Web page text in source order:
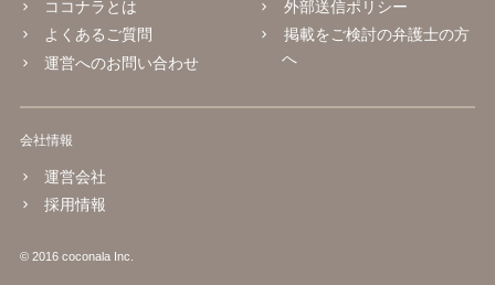
ココナラとは
よくあるご質問
運営へのお問い合わせ
外部送信ポリシー
掲載をご検討の弁護士の方
へ
会社情報
運営会社
採用情報
© 2016 coconala Inc.